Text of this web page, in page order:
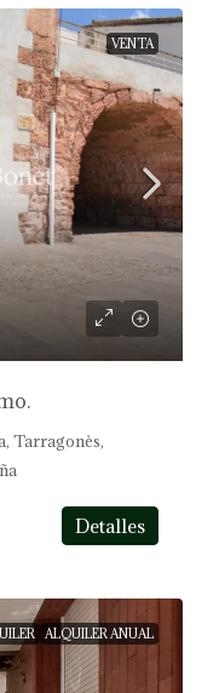
VENTA
Tarragonès,
Detalles
ALQUILER ANUAL